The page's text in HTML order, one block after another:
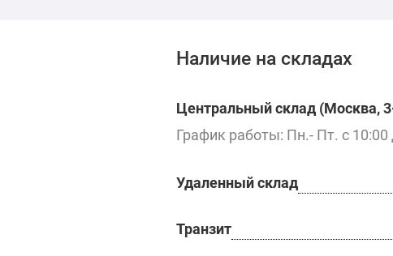
Наличие на складах
Центральный склад (Москва,
График работы: Пн.- Пт. с
Удаленный склад
Транзит